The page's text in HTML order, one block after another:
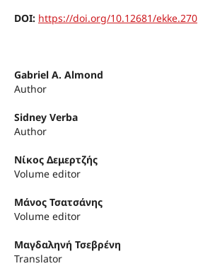
DOI: https://doi.org/10.12681/ekke.270
Gabriel A. Almond
Author
Sidney Verba
Author
Νίκος Δεμερτζής
Volume editor
Μάνος Τσατσάνης
Volume editor
Μαγδαληνή Τσεβρένη
Translator